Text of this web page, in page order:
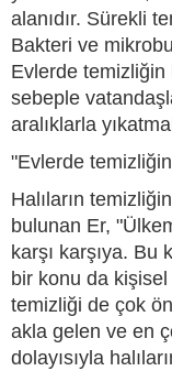
alanıdır. Sürekli
Bakteri ve
Evlerde temizliğin
sebeple
aralıklarla
"Evlerde temizliğin
Halıların
bulunan Er,
karşı karşıya. Bu
bir konu da
temizliği de çok
akla gelen ve en
dolayısıyla